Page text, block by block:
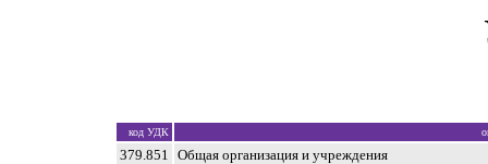
код УДК
379.851 Общая организация и учреждения